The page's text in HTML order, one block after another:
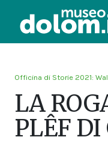
Officina di Storie 2021:
LA
PLÊF